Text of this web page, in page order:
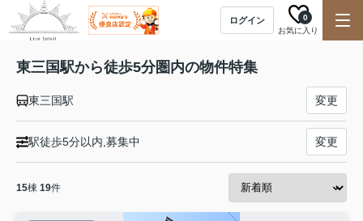
ログイン
お気に入り
0
東三国駅から徒歩5分圏内の物件特集
東三国駅 変更
駅徒歩5分以内,募集中 変更
15棟 19件